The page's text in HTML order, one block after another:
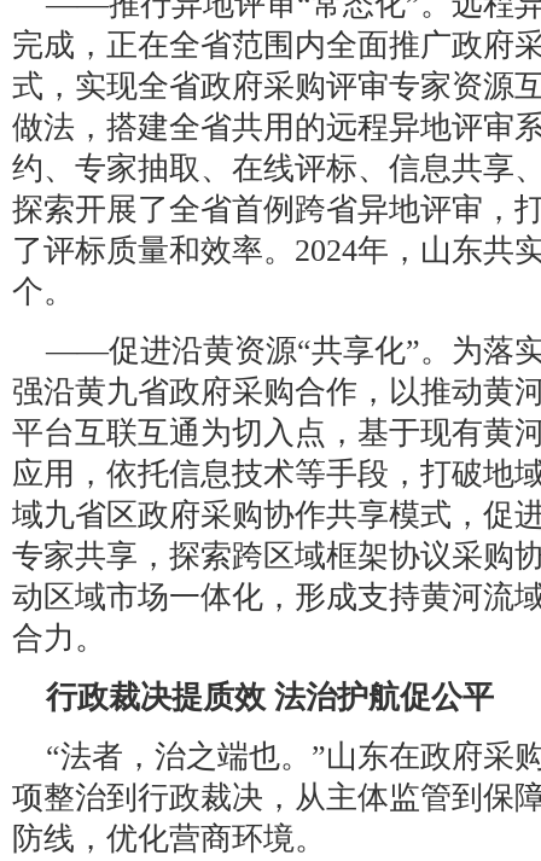
完成，正在全省范围内全面推广政府
式，实现全省政府采购评审专家资源
做法，搭建全省共用的远程异地评审
约、专家抽取、在线评标、信息共享
探索开展了全省首例跨省异地评审，
了评标质量和效率。2024年，山东共
个。
——促进沿黄资源“共享化”。为落
强沿黄九省政府采购合作，以推动黄
平台互联互通为切入点，基于现有黄
应用，依托信息技术等手段，打破地
域九省区政府采购协作共享模式，促
专家共享，探索跨区域框架协议采购
动区域市场一体化，形成支持黄河流
合力。
行政裁决提质效 法治护航促公平
“法者，治之端也。”山东在政府采
项整治到行政裁决，从主体监管到保
防线，优化营商环境。